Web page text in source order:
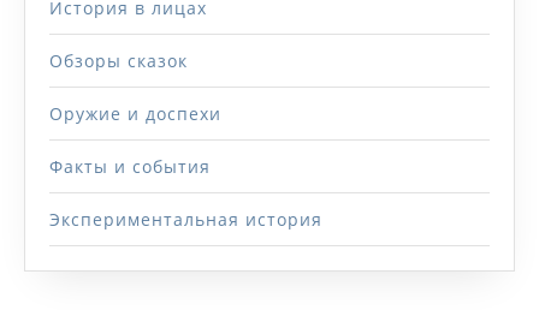
История в лицах
Обзоры сказок
Оружие и доспехи
Факты и события
Экспериментальная история